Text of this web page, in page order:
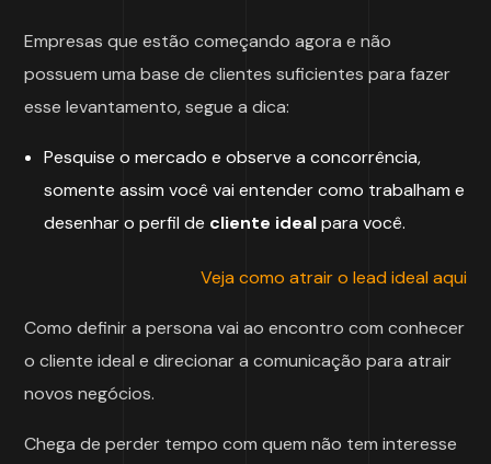
Empresas que estão começando agora e não
possuem uma base de clientes suficientes para fazer
esse levantamento, segue a dica:
Pesquise o mercado e observe a concorrência,
somente assim você vai entender como trabalham e
desenhar o perfil de cliente idealpara você.
Veja como atrair o lead ideal aqui
Como definir a persona vai ao encontro com conhecer
o cliente ideal e direcionar a comunicação para atrair
novos negócios.
Chega de perder tempo com quem não tem interesse